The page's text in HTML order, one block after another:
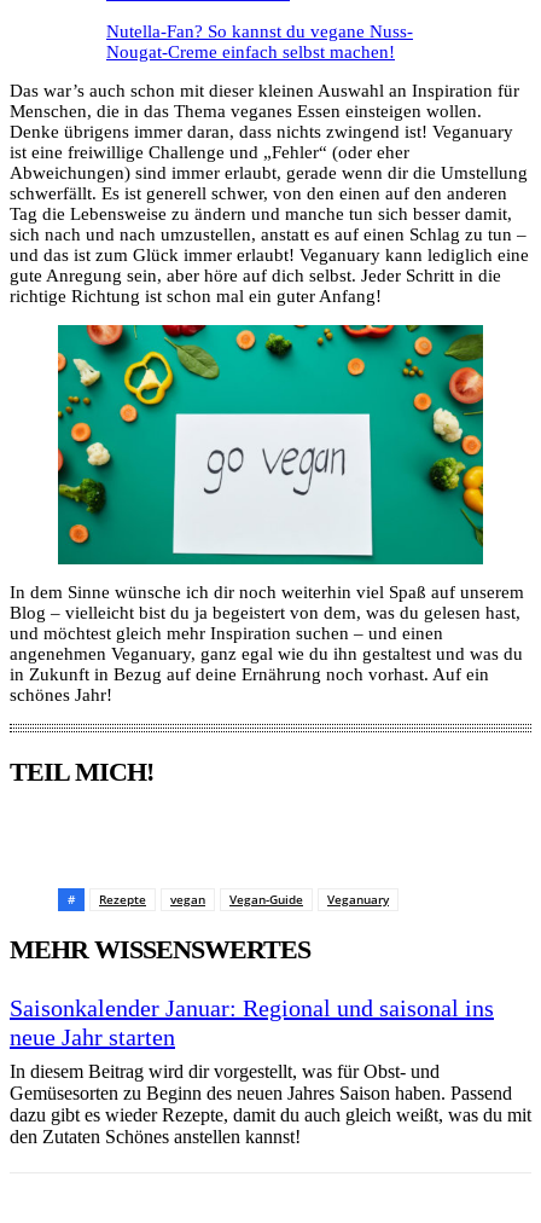
Nutella-Fan? So kannst du vegane Nuss-
Nougat-Creme einfach selbst machen!
Das war’s auch schon mit dieser kleinen Auswahl an Inspiration für
Menschen, die in das Thema veganes Essen einsteigen wollen.
Denke übrigens immer daran, dass nichts zwingend ist! Veganuary
ist eine freiwillige Challenge und „Fehler“ (oder eher
Abweichungen) sind immer erlaubt, gerade wenn dir die Umstellung
schwerfällt. Es ist generell schwer, von den einen auf den anderen
Tag die Lebensweise zu ändern und manche tun sich besser damit,
sich nach und nach umzustellen, anstatt es auf einen Schlag zu tun –
und das ist zum Glück immer erlaubt! Veganuary kann lediglich eine
gute Anregung sein, aber höre auf dich selbst. Jeder Schritt in die
richtige Richtung ist schon mal ein guter Anfang!
In dem Sinne wünsche ich dir noch weiterhin viel Spaß auf unserem
Blog – vielleicht bist du ja begeistert von dem, was du gelesen hast,
und möchtest gleich mehr Inspiration suchen – und einen
angenehmen Veganuary, ganz egal wie du ihn gestaltest und was du
in Zukunft in Bezug auf deine Ernährung noch vorhast. Auf ein
schönes Jahr!
TEIL MICH!
# Rezepte vegan Vegan-Guide Veganuary
MEHR WISSENSWERTES
Saisonkalender Januar: Regional und saisonal ins
neue Jahr starten
In diesem Beitrag wird dir vorgestellt, was für Obst- und
Gemüsesorten zu Beginn des neuen Jahres Saison haben. Passend
dazu gibt es wieder Rezepte, damit du auch gleich weißt, was du mit
den Zutaten Schönes anstellen kannst!